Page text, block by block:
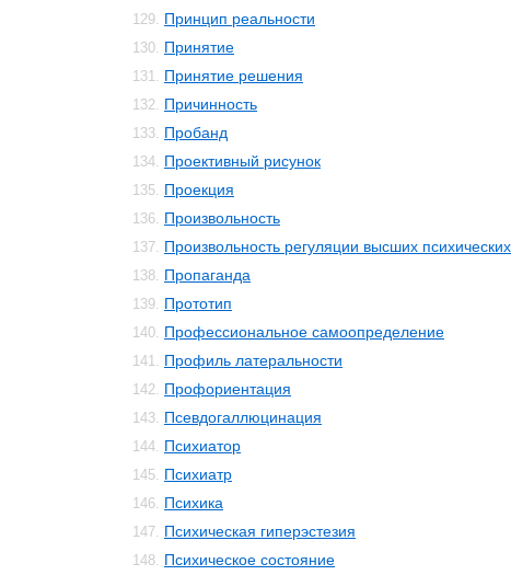
129. Принцип реальности
130. Принятие
131. Принятие решения
132. Причинность
133. Пробанд
134. Проективный рисунок
135. Проекция
136. Произвольность
137. Произвольность регуляции высших
138. Пропаганда
139. Прототип
140. Профессиональное самоопределение
141. Профиль латеральности
142. Профориентация
143. Псевдогаллюцинация
144. Психиатор
145. Психиатр
146. Психика
147. Психическая гиперэстезия
148. Психическое состояние